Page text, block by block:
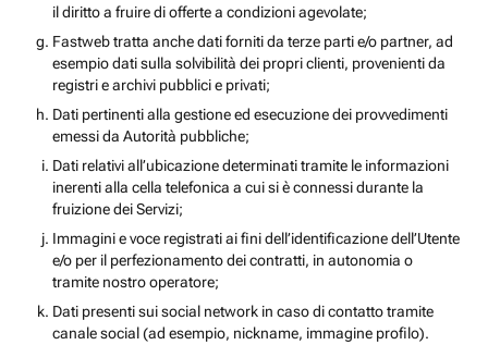
il diritto a fruire di offerte a condizioni agevolate;
Fastweb tratta anche dati forniti da terze parti e/o partner, ad
esempio dati sulla solvibilità dei propri clienti, provenienti da
registri e archivi pubblici e privati;
Dati pertinenti alla gestione ed esecuzione dei provvedimenti
emessi da Autorità pubbliche;
Dati relativi all’ubicazione determinati tramite le informazioni
inerenti alla cella telefonica a cui si è connessi durante la
fruizione dei Servizi;
Immagini e voce registrati ai fini dell’identificazione dell’Utente
e/o per il perfezionamento dei contratti, in autonomia o
tramite nostro operatore;
Dati presenti sui social network in caso di contatto tramite
canale social (ad esempio, nickname, immagine profilo).